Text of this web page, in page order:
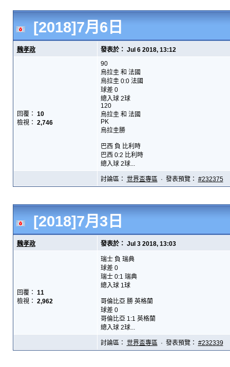
[2018]7月6日
魏孝政 發表於： Jul 6 2018, 13:12
回覆： 10
檢視： 2,746
90
烏拉圭 和 法國
烏拉圭 0:0 法國
球差 0
總入球 2球
120
烏拉圭 和 法國
PK
烏拉圭勝
巴西 負 比利時
巴西 0:2 比利時
總入球 2球...
討論區： 世界盃專區· 發表預覽： #232375
[2018]7月3日
魏孝政 發表於： Jul 3 2018, 13:03
回覆： 11
檢視： 2,962
瑞士 負 瑞典
球差 0
瑞士 0:1 瑞典
總入球 1球
哥倫比亞 勝 英格蘭
球差 0
哥倫比亞 1:1 英格蘭
總入球 2球...
討論區： 世界盃專區· 發表預覽： #232339